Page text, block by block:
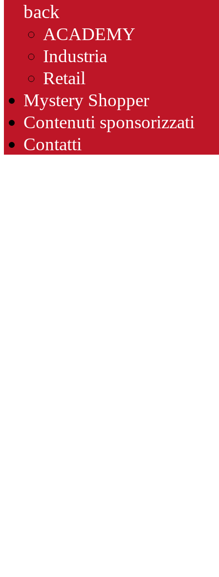
back
ACADEMY
Industria
Retail
Mystery Shopper
Contenuti sponsorizzati
Contatti